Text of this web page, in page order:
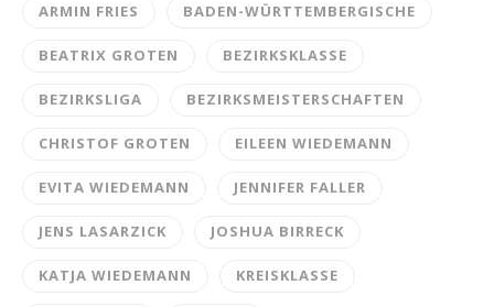
ARMIN FRIES BADEN-WÜRTTEMBERGISCHE
BEATRIX GROTEN BEZIRKSKLASSE
BEZIRKSLIGA BEZIRKSMEISTERSCHAFTEN
CHRISTOF GROTEN EILEEN WIEDEMANN
EVITA WIEDEMANN JENNIFER FALLER
JENS LASARZICK JOSHUA BIRRECK
KATJA WIEDEMANN KREISKLASSE